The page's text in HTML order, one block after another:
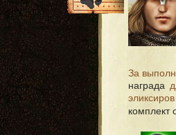
За
награда
комплект